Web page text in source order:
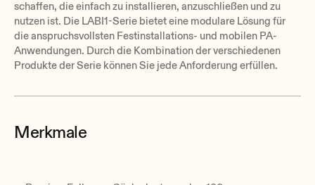
schaffen, die einfach zu installieren, anzuschließen und zu
nutzen ist. Die LABI1-Serie bietet eine modulare Lösung für
die anspruchsvollsten Festinstallations- und mobilen PA-
Anwendungen. Durch die Kombination der verschiedenen
Produkte der Serie können Sie jede Anforderung erfüllen.
Merkmale